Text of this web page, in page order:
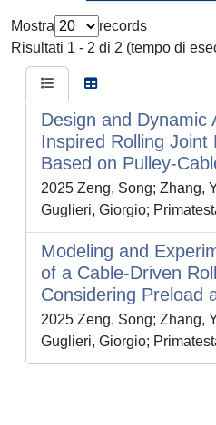
Mostra
records
Risultati 1 - 2 di 2 (tempo di
Design and Dynamic
Inspired Rolling Joint
Based on Pulley-
2025 Zeng, Song; Zhang,
Guglieri, Giorgio;
Modeling and
of a Cable-Driven
Considering Preload
2025 Zeng, Song; Zhang,
Guglieri, Giorgio;